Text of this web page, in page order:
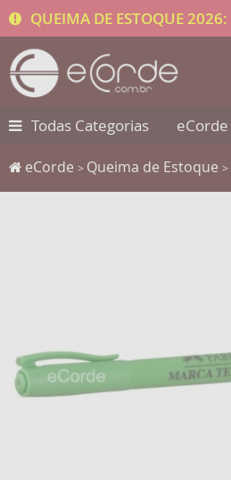
QUEIMA DE ESTOQUE 2026:
Todas Categorias eCorde
eCorde > Queima de Estoque >